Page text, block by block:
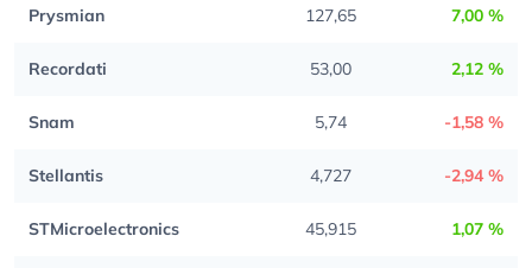
Prysmian 127,65 7,00 %
Recordati 53,00 2,12 %
Snam 5,74 -1,58 %
Stellantis 4,727 -2,94 %
STMicroelectronics 45,915 1,07 %